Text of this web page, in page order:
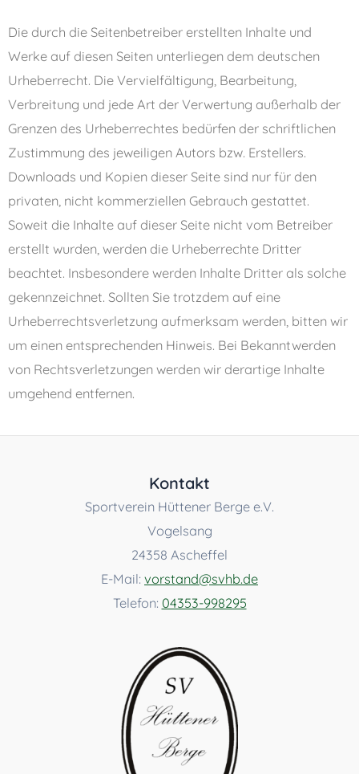
Die durch die Seitenbetreiber erstellten Inhalte und
Werke auf diesen Seiten unterliegen dem deutschen
Urheberrecht. Die Vervielfältigung, Bearbeitung,
Verbreitung und jede Art der Verwertung außerhalb der
Grenzen des Urheberrechtes bedürfen der schriftlichen
Zustimmung des jeweiligen Autors bzw. Erstellers.
Downloads und Kopien dieser Seite sind nur für den
privaten, nicht kommerziellen Gebrauch gestattet.
Soweit die Inhalte auf dieser Seite nicht vom Betreiber
erstellt wurden, werden die Urheberrechte Dritter
beachtet. Insbesondere werden Inhalte Dritter als solche
gekennzeichnet. Sollten Sie trotzdem auf eine
Urheberrechtsverletzung aufmerksam werden, bitten wir
um einen entsprechenden Hinweis. Bei Bekanntwerden
von Rechtsverletzungen werden wir derartige Inhalte
umgehend entfernen.
Kontakt
Sportverein Hüttener Berge e.V.
Vogelsang
24358 Ascheffel
E-Mail: vorstand@svhb.de
Telefon: 04353-998295